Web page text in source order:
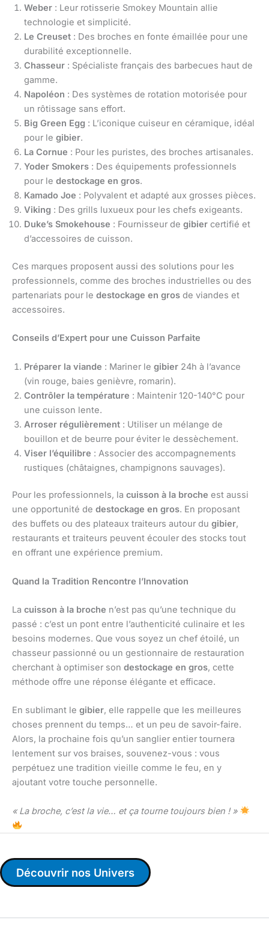
Weber : Leur rotisserie Smokey Mountain allie
technologie et simplicité.
Le Creuset : Des broches en fonte émaillée pour une
durabilité exceptionnelle.
Chasseur : Spécialiste français des barbecues haut de
gamme.
Napoléon : Des systèmes de rotation motorisée pour
un rôtissage sans effort.
Big Green Egg : L’iconique cuiseur en céramique, idéal
pour le gibier.
La Cornue : Pour les puristes, des broches artisanales.
Yoder Smokers : Des équipements professionnels
pour le destockage en gros.
Kamado Joe : Polyvalent et adapté aux grosses pièces.
Viking : Des grills luxueux pour les chefs exigeants.
Duke’s Smokehouse : Fournisseur de gibier certifié et
d’accessoires de cuisson.
Ces marques proposent aussi des solutions pour les
professionnels, comme des broches industrielles ou des
partenariats pour le destockage en gros de viandes et
accessoires.
Conseils d’Expert pour une Cuisson Parfaite
Préparer la viande : Mariner le gibier 24h à l’avance
(vin rouge, baies genièvre, romarin).
Contrôler la température : Maintenir 120-140°C pour
une cuisson lente.
Arroser régulièrement : Utiliser un mélange de
bouillon et de beurre pour éviter le dessèchement.
Viser l’équilibre : Associer des accompagnements
rustiques (châtaignes, champignons sauvages).
Pour les professionnels, la cuisson à la broche est aussi
une opportunité de destockage en gros. En proposant
des buffets ou des plateaux traiteurs autour du gibier,
restaurants et traiteurs peuvent écouler des stocks tout
en offrant une expérience premium.
Quand la Tradition Rencontre l’Innovation
La cuisson à la broche n’est pas qu’une technique du
passé : c’est un pont entre l’authenticité culinaire et les
besoins modernes. Que vous soyez un chef étoilé, un
chasseur passionné ou un gestionnaire de restauration
cherchant à optimiser son destockage en gros, cette
méthode offre une réponse élégante et efficace.
En sublimant le gibier, elle rappelle que les meilleures
choses prennent du temps… et un peu de savoir-faire.
Alors, la prochaine fois qu’un sanglier entier tournera
lentement sur vos braises, souvenez-vous : vous
perpétuez une tradition vieille comme le feu, en y
ajoutant votre touche personnelle.
« La broche, c’est la vie… et ça tourne toujours bien ! »
Découvrir nos Univers